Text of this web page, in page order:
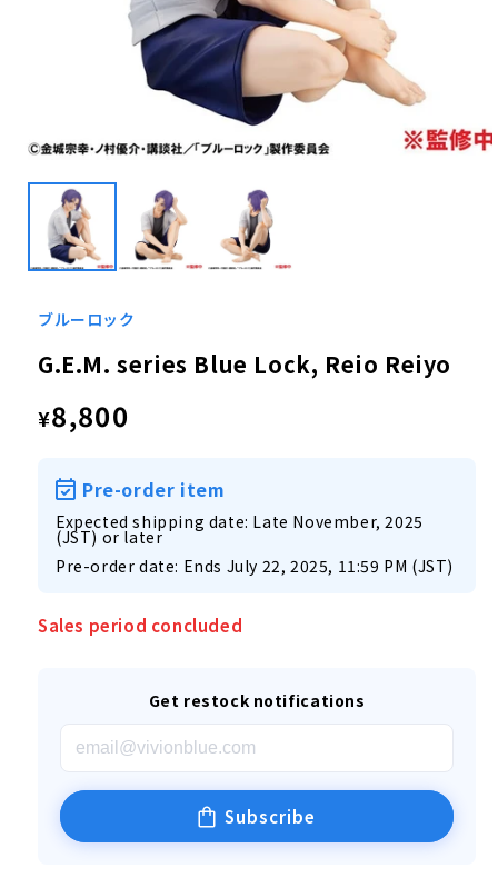
media
modal
ブルーロック
G.E.M. series Blue Lock, Reio Reiyo
Regular
¥8,800
Pre-order item
Expected shipping date: Late November, 2025
(JST) or later
Pre-order date: Ends July 22, 2025, 11:59 PM (JST)
Sales period concluded
Get restock notifications
Subscribe